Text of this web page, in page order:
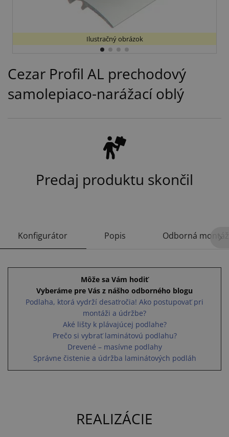
Ilustračný obrázok
Cezar Profil AL prechodový
samolepiaco-narážací oblý
Predaj produktu skončil
Konfigurátor Popis Odborná montáž
Môže sa Vám hodiť
Vyberáme pre Vás z nášho odborného blogu
Podlaha, ktorá vydrží desaťročia! Ako postupovať pri
montáži a údržbe?
Aké lišty k plávajúcej podlahe?
Prečo si vybrať laminátovú podlahu?
Drevené – masívne podlahy
Správne čistenie a údržba laminátových podláh
REALIZÁCIE